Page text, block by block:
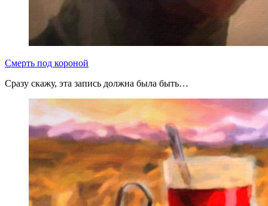
Смерть под короной
Сразу скажу, эта запись должна была быть…